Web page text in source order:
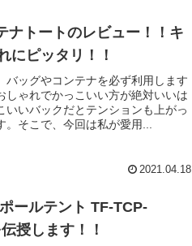
トートのレビュー！！キ
にピッタリ！！
バッグやコンテナを必ず利用します
しゃれでかっこいい方が絶対いいは
いバックだとテンションも上がっ
そこで、今回は私が愛用...
2021.04.18
ールテント TF-TCP-
授します！！